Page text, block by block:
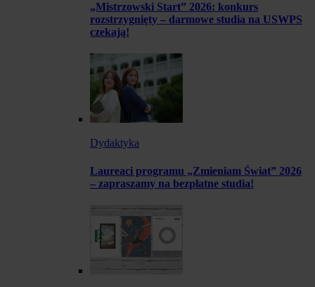
„Mistrzowski Start” 2026: konkurs
rozstrzygnięty – darmowe studia na USWPS
czekają!
Dydaktyka
Laureaci programu „Zmieniam Świat” 2026
– zapraszamy na bezpłatne studia!